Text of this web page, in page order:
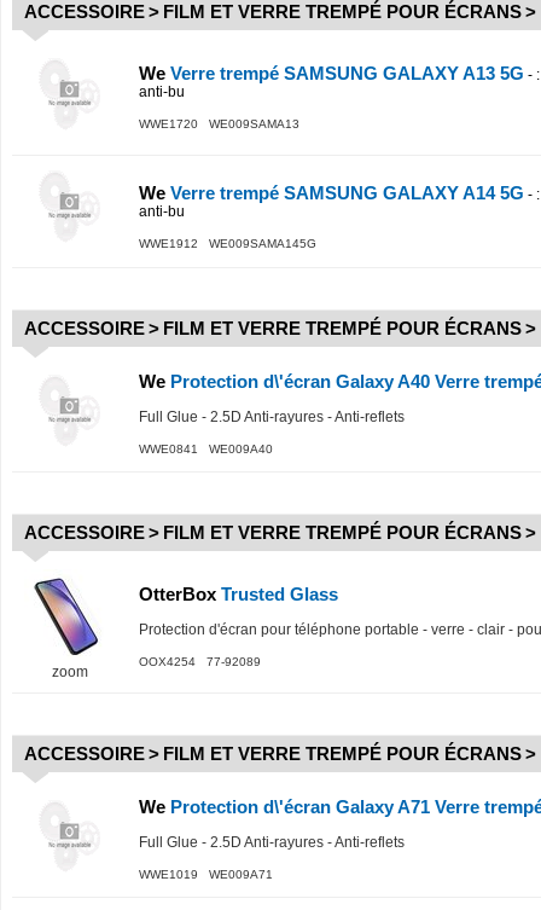
ACCESSOIRE> FILM ET VERRE TREMPÉ POUR ÉCRANS>
We Verre trempé SAMSUNG GALAXY A13 5G -
anti-bu
WWE1720 WE009SAMA13
We Verre trempé SAMSUNG GALAXY A14 5G -
anti-bu
WWE1912 WE009SAMA145G
ACCESSOIRE> FILM ET VERRE TREMPÉ POUR ÉCRANS>
We Protection d\'écran Galaxy A40 Verre
Full Glue - 2.5D Anti-rayures - Anti-reflets
WWE0841 WE009A40
ACCESSOIRE> FILM ET VERRE TREMPÉ POUR ÉCRANS>
zoom
OtterBox Trusted Glass
Protection d'écran pour téléphone portable - verre - clair -
OOX4254 77-92089
ACCESSOIRE> FILM ET VERRE TREMPÉ POUR ÉCRANS>
We Protection d\'écran Galaxy A71 Verre
Full Glue - 2.5D Anti-rayures - Anti-reflets
WWE1019 WE009A71